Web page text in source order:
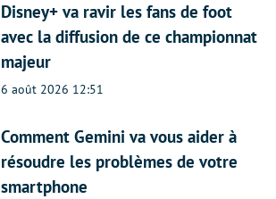
Disney+ va ravir les fans de foot
avec la diffusion de ce championnat
majeur
6 août 2026 12:51
Comment Gemini va vous aider à
résoudre les problèmes de votre
smartphone